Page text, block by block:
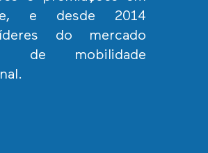
e desde 2014
do mercado
de mobilidade